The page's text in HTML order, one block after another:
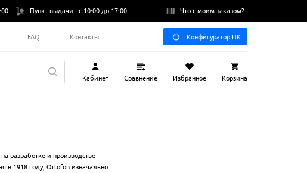
Пункт выдачи -с 10:00 до 17:00 Что с моим заказом?
FAQ Контакты Конфигуратор ПК
Кабинет Сравнение Избранное Корзина
разработке и производстве
в 1918 году, Ortofon изначально